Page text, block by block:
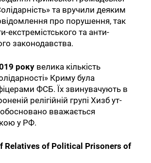
та вручили деяким
про порушення, так
екстремістського та анти-
законодавства.
року велика кількість
Криму була
ФСБ. Їх звинувачують в
релігійній групі Хизб ут-
вважається
у РФ.
Relatives of Political Prisoners of